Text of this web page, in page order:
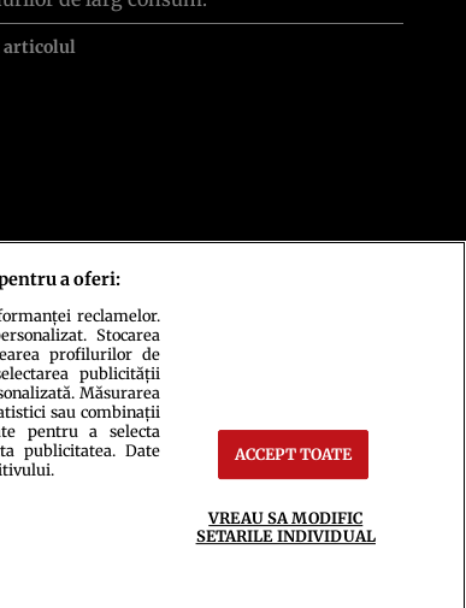
articolul
a oferi:
reclamelor.
Stocarea
profilurilor de
publicității
Măsurarea
sau combinații
pentru a selecta
publicitatea. Date
ACCEPT TOATE
VREAU SA MODIFIC
SETARILE INDIVIDUAL